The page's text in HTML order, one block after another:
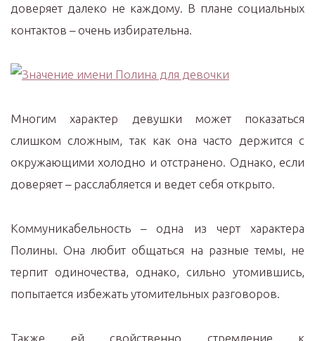
доверяет далеко не каждому. В плане социальных
контактов – очень избирательна.
Многим характер девушки может показаться
слишком сложным, так как она часто держится с
окружающими холодно и отстранено. Однако, если
доверяет – расслабляется и ведет себя открыто.
Коммуникабельность – одна из черт характера
Полины. Она любит общаться на разные темы, не
терпит одиночества, однако, сильно утомившись,
попытается избежать утомительных разговоров.
Также ей свойственно стремление к